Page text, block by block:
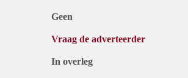
Geen
Vraag de adverteerder
In overleg